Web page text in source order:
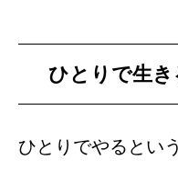
ひとりで生
ひとりでやるとい